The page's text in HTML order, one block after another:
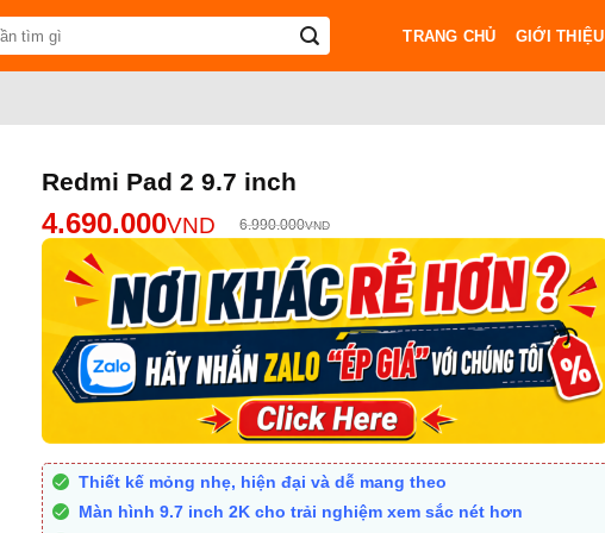
TRANG CHỦ GIỚI THIỆU
Redmi Pad 2 9.7 inch
4.690.000VND 6.990.000VND
Thiết kế mỏng nhẹ, hiện đại và dễ mang theo
Màn hình 9.7 inch 2K cho trải nghiệm xem sắc nét hơn